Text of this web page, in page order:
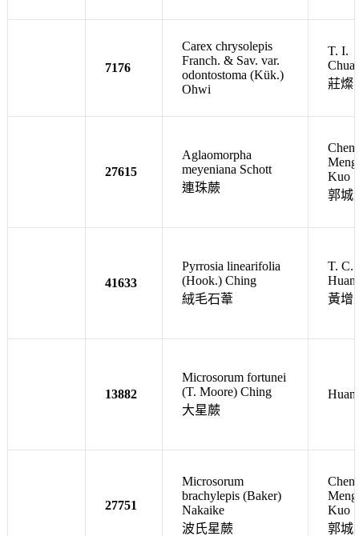
7176
Carex chrysolepis
Franch. & Sav. var.
odontostoma (Kük.)
Ohwi
T. I.
莊燦
27615
Aglaomorpha
meyeniana Schott
連珠蕨
Chen-
Meng
Kuo
郭城
41633
Pyrrosia linearifolia
(Hook.) Ching
絨毛石葦
T. C.
黃增
13882
Microsorum fortunei
(T. Moore) Ching
大星蕨
27751
Microsorum
brachylepis (Baker)
Nakaike
波氏星蕨
Chen-
Meng
Kuo
郭城